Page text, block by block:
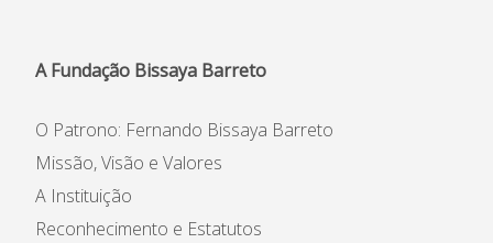
A Fundação Bissaya Barreto
O Patrono: Fernando Bissaya Barreto
Missão, Visão e Valores
A Instituição
Reconhecimento e Estatutos